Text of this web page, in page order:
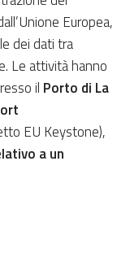
Europea,
dei dati tra
Le attività hanno
il Porto di La
EU Keystone),
a un